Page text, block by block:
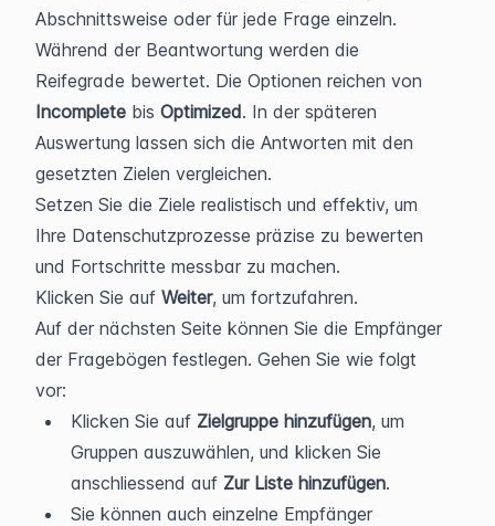
Abschnittsweise oder für jede Frage einzeln.
Während der Beantwortung werden die
Incomplete bis Optimized. In der späteren
Auswertung lassen sich die Antworten mit den
gesetzten Zielen vergleichen.
Setzen Sie die Ziele realistisch und effektiv, um
Ihre Datenschutzprozesse präzise zu bewerten
und Fortschritte messbar zu machen.
Klicken Sie auf Weiter, um fortzufahren.
Auf der nächsten Seite können Sie die Empfänger
der Fragebögen festlegen. Gehen Sie wie folgt
vor:
Klicken Sie auf Zielgruppe hinzufügen, um
Gruppen auszuwählen, und klicken Sie
anschliessend auf Zur Liste hinzufügen.
Sie können auch einzelne Empfänger